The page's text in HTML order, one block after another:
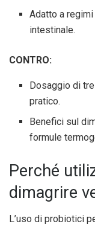
Adatto a
intestinale.
CONTRO:
Dosaggio di
pratico.
Benefici sul
formule
Perché
dimagrire
L’uso di probiotici